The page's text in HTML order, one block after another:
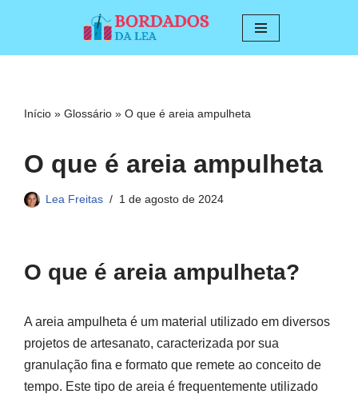
conteúdo
Início » Glossário » O que é areia ampulheta
O que é areia ampulheta
Lea Freitas 1 de agosto de 2024
O que é areia ampulheta?
A areia ampulheta é um material utilizado em diversos
projetos de artesanato, caracterizada por sua
granulação fina e formato que remete ao conceito de
tempo. Este tipo de areia é frequentemente utilizado